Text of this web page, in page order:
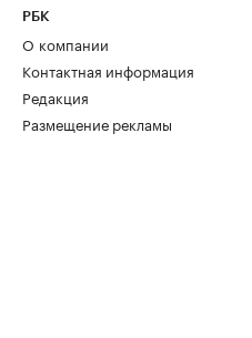
РБК
О компании
Контактная информация
Редакция
Размещение рекламы